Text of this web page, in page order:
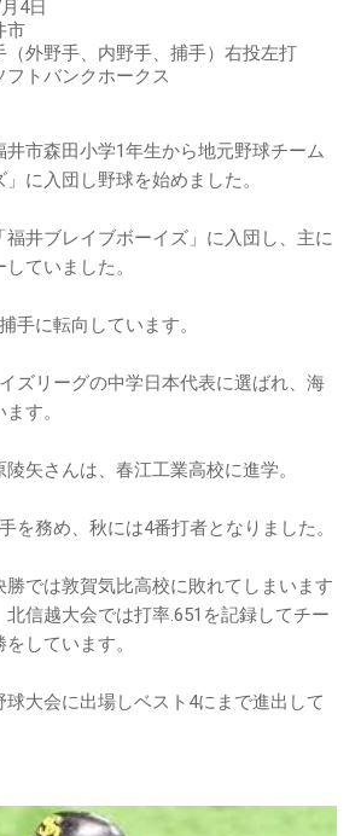
4日
市
（外野手、内野手、捕手）右投左打
フトバンクホークス
市森田小学1年生から地元野球チーム
」に入団し野球を始めました。
井ブレイブボーイズ」に入団し、主に
ていました。
手に転向しています。
ズリーグの中学日本代表に選ばれ、海
す。
矢さんは、春江工業高校に進学。
を務め、秋には4番打者となりました。
では敦賀気比高校に敗れてしまいます
信越大会では打率.651を記録してチー
しています。
大会に出場しベスト4にまで進出して